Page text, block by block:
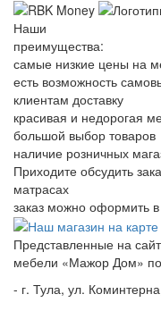
Наши
преимущества:
самые низкие цены на
есть возможность
клиентам доставку
красивая и недорогая
большой выбор товаров
наличие розничных
Приходите обсудить
матрасах
заказ можно оформить
Представленные на
мебели «Мажор Дом»
- г. Тула, ул.